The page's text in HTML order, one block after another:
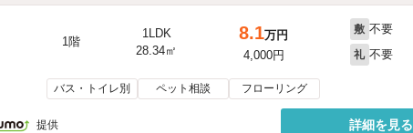
1階
1LDK
28.34㎡
8.1万円
4,000円
敷 不要
礼 不要
バス・トイレ別 ペット相談 フローリング
提供 詳細を見る